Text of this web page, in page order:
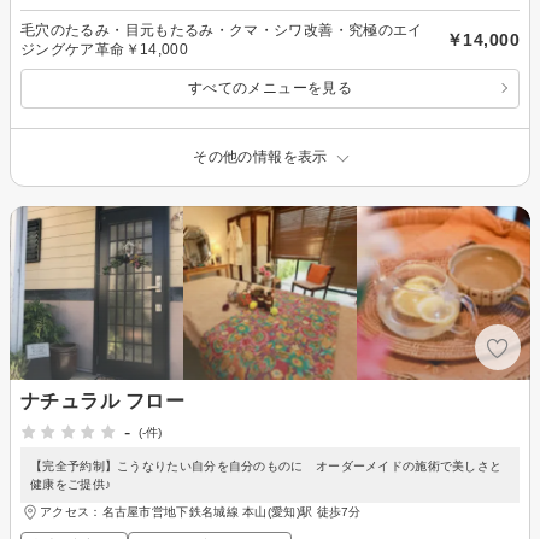
毛穴のたるみ・目元もたるみ・クマ・シワ改善・究極のエイ
ジングケア革命￥14,000
￥14,000
すべてのメニューを見る
その他の情報を表示
ナチュラル フロー
-
(-件)
【完全予約制】こうなりたい自分を自分のものに オーダーメイドの施術で美しさと
健康をご提供♪
アクセス：名古屋市営地下鉄名城線 本山(愛知)駅 徒歩7分